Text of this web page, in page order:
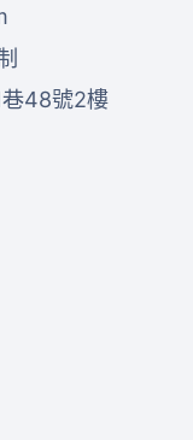
巷48號2樓